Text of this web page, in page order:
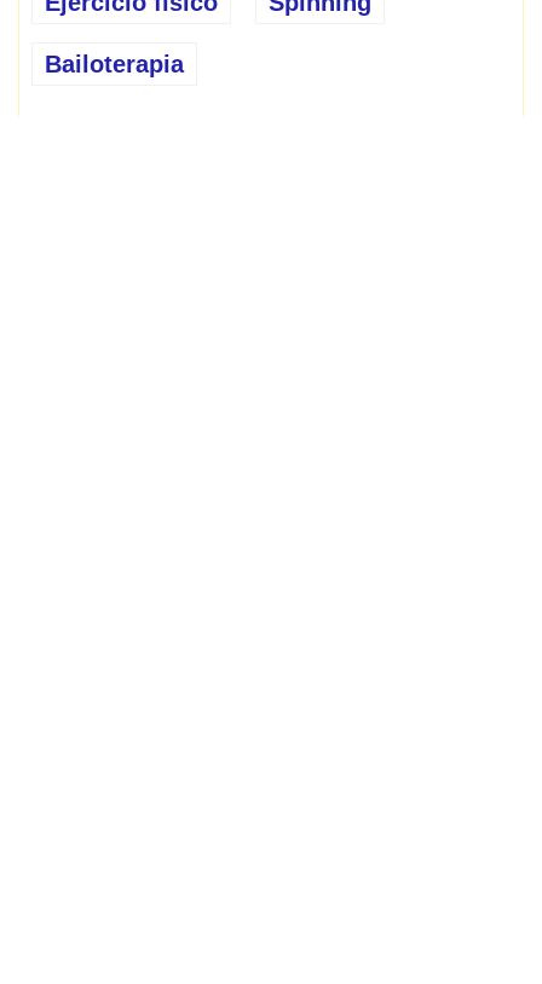
Bailoterapia